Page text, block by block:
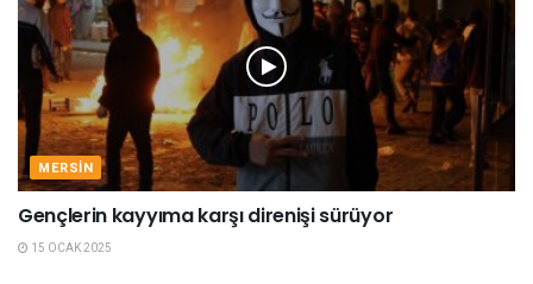
MERSIN
Gençlerin kayyıma karşı direnişi sürüyor
15 OCAK 2025